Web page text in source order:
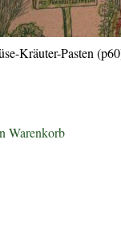
Kräuter-Pasten
Warenkorb